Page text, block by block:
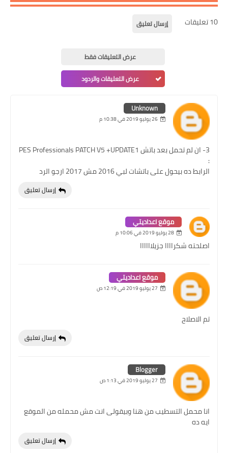
10 تعليقات إرسال تعليق
عرض التعليقات فقط
عرض التعليقات والردود
Unknown
26 يوليو 2019 في 10:38 م
3- ان لم تحمل بعد باتش PES Professionals PATCH V5 +UPDATE1
:
الرابط ده بيحول على باتشات لبي 2016 مش 2017 ارجو الرد
إرسال تعليق
موقع اعداديتي
28 يوليو 2019 في 10:06 م
اصلحته شكراااا جزيلاااااا
موقع اعداديتي
27 يوليو 2019 في 12:19 ص
تم الاصلاح
إرسال تعليق
Blogger
27 يوليو 2019 في 1:13 ص
انا محمل التسطيب من هنا وبيقولى انت مش محمله من الموقع
ايه ده
إرسال تعليق